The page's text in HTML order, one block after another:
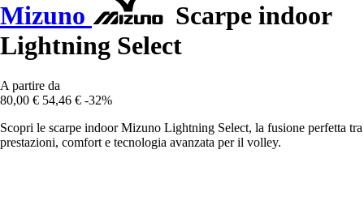
Mizuno
Scarpe indoor
Lightning Select
A partire da
80,00 € 54,46 € -32%
Scopri le scarpe indoor Mizuno Lightning Select, la fusione perfetta tra
prestazioni, comfort e tecnologia avanzata per il volley.